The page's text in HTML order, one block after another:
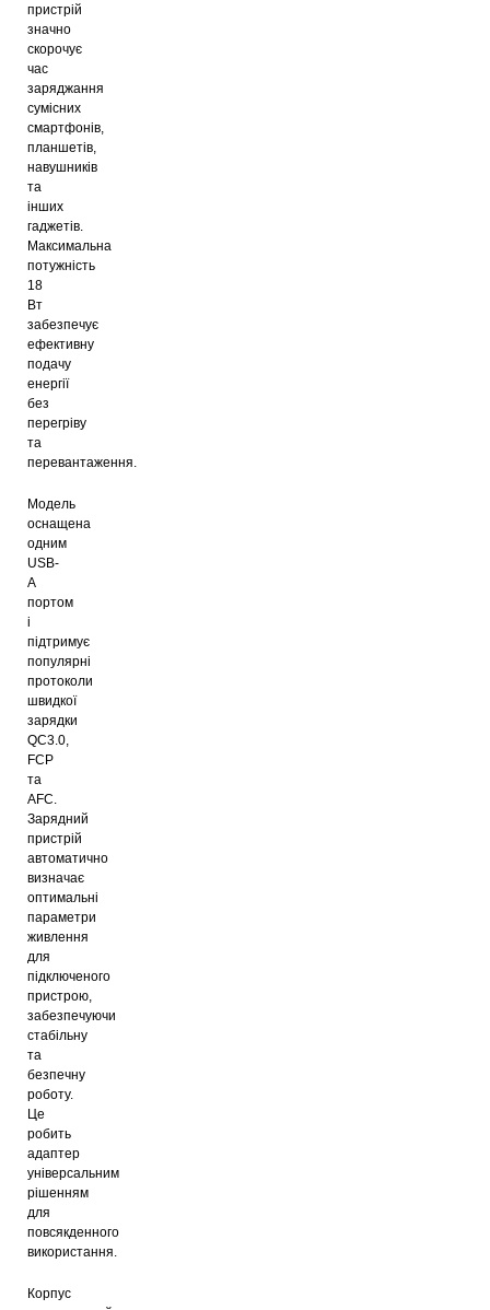
пристрій
значно
скорочує
час
заряджання
сумісних
смартфонів,
планшетів,
навушників
та
інших
гаджетів.
Максимальна
потужність
18
Вт
забезпечує
ефективну
подачу
енергії
без
перегріву
та
перевантаження.
Модель
оснащена
одним
USB-
A
портом
і
підтримує
популярні
протоколи
швидкої
зарядки
QC3.0,
FCP
та
AFC.
Зарядний
пристрій
автоматично
визначає
оптимальні
параметри
живлення
для
підключеного
пристрою,
забезпечуючи
стабільну
та
безпечну
роботу.
Це
робить
адаптер
універсальним
рішенням
для
повсякденного
використання.
Корпус